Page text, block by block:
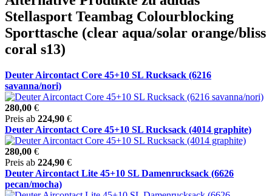
Stellasport Teambag Colourblocking
Sporttasche (clear aqua/solar orange/bliss
coral s13)
Deuter Aircontact Core 45+10 SL Rucksack (6216
savanna/nori)
280,00 €
Preis ab 224,90 €
Deuter Aircontact Core 45+10 SL Rucksack (4014 graphite)
280,00 €
Preis ab 224,90 €
Deuter Aircontact Lite 45+10 SL Damenrucksack (6626
pecan/mocha)